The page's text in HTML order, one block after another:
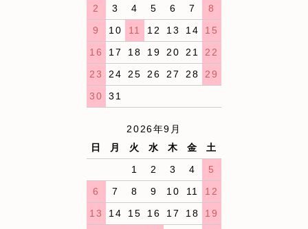
2
3 4 5 6 7
8
9
10 11 12 13 14
15
16
17 18 19 20 21
22
23
24 25 26 27 28
29
30
31
2026年9月
日
月 火 水 木 金
土
1
2 3 4
5
6
7 8 9 10 11
12
13
14 15 16 17 18
19